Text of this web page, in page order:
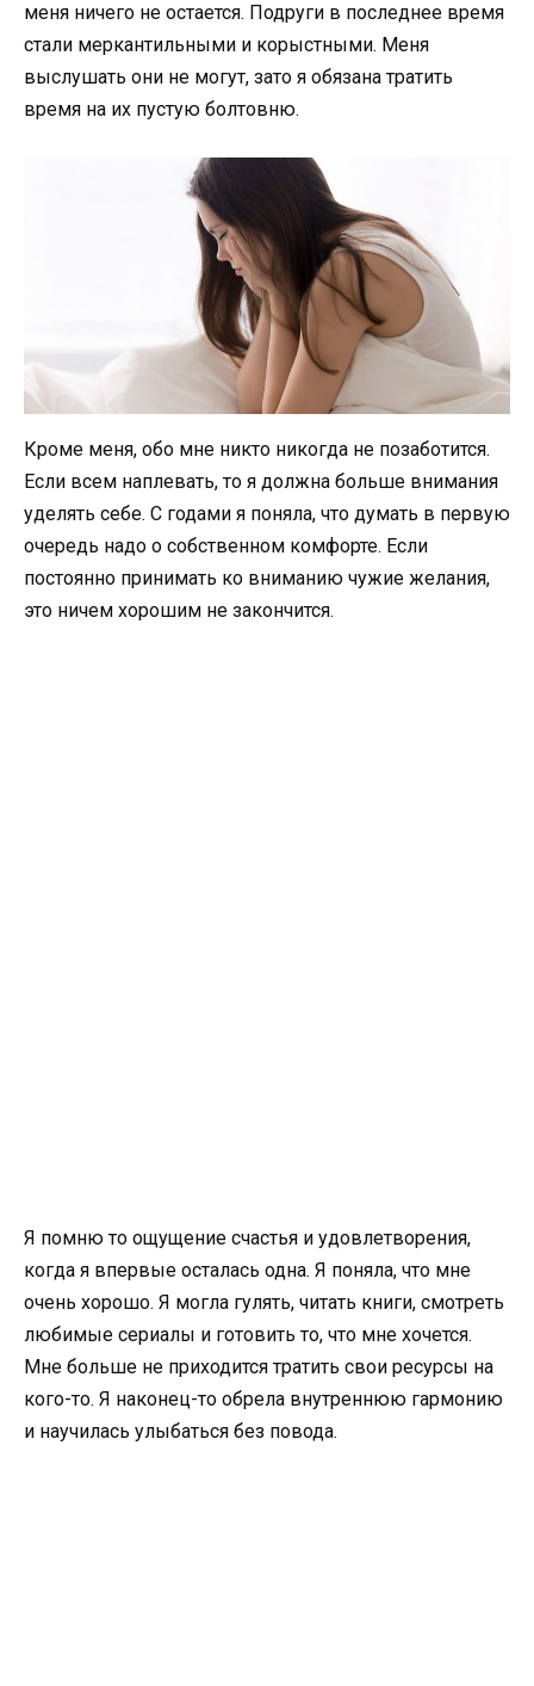
меня ничего не остается. Подруги в последнее время
стали меркантильными и корыстными. Меня
выслушать они не могут, зато я обязана тратить
время на их пустую болтовню.
Кроме меня, обо мне никто никогда не позаботится.
Если всем наплевать, то я должна больше внимания
уделять себе. С годами я поняла, что думать в первую
очередь надо о собственном комфорте. Если
постоянно принимать ко вниманию чужие желания,
это ничем хорошим не закончится.
Я помню то ощущение счастья и удовлетворения,
когда я впервые осталась одна. Я поняла, что мне
очень хорошо. Я могла гулять, читать книги, смотреть
любимые сериалы и готовить то, что мне хочется.
Мне больше не приходится тратить свои ресурсы на
кого-то. Я наконец-то обрела внутреннюю гармонию
и научилась улыбаться без повода.